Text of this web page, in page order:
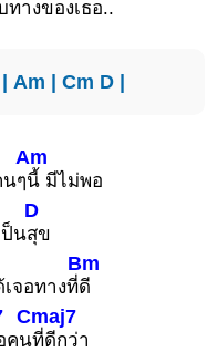
ทางของเธอ..
| Am | Cm D |
ๆ
Am
นี้ มีไม่พอ
ป็น
D
สุข
จอทางที่
Bm
ดี
คน
Cmaj7
ที่ดีกว่า